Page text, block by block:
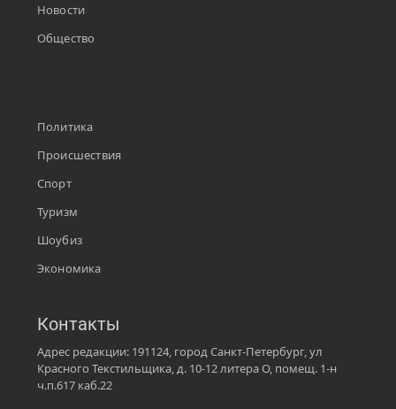
Новости
Общество
Политика
Происшествия
Спорт
Туризм
Шоубиз
Экономика
Контакты
Адрес редакции: 191124, город Санкт-Петербург, ул
Красного Текстильщика, д. 10-12 литера О, помещ. 1-н
ч.п.617 каб.22